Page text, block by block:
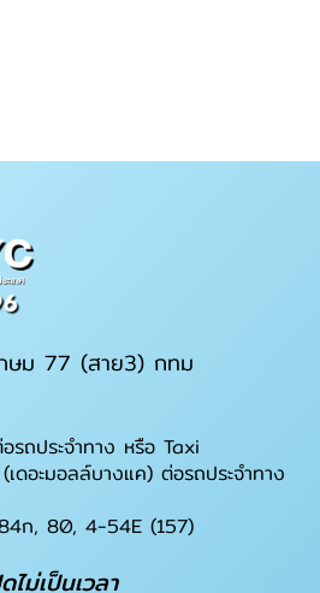
ษม 77 (สาย3) กทม
รถประจำทาง หรือ Taxi
(เดอะมอลล์บางแค) ต่อรถประจำทาง
ก, 80, 4-54E (157)
ม่เป็นเวลา